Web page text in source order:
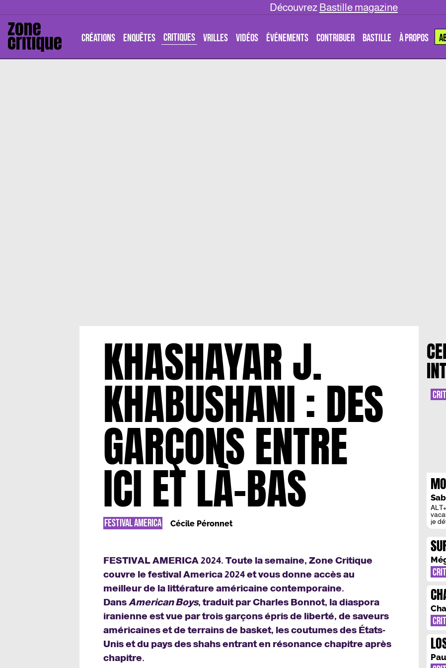
Découvrez Bastille magazine
CRÉATIONS ENQUÊTES CRITIQUES VRILLES VIDÉOS ÉVÉNEMENTS CONTRIBUER BASTILLE À PROPOS
KHASHAYAR J.
KHABUSHANI : DES
GARÇONS ENTRE
ICI ET LÀ-BAS
FESTIVAL AMERICA Cécile Péronnet
FESTIVAL AMERICA 2024. Toute la semaine, Zone Critique
couvre le festival America 2024 et vous donne accès au
meilleur de la littérature américaine contemporaine.
DansAmerican Boys, traduit par Charles Bonnot, la diaspora
iranienne est vue par trois garçons épris de liberté, de saveurs
américaines et de terrains de basket, les coutumes des États-
Unis et du pays des shahs entrant en résonance chapitre après
chapitre.
LA
je
le
EN